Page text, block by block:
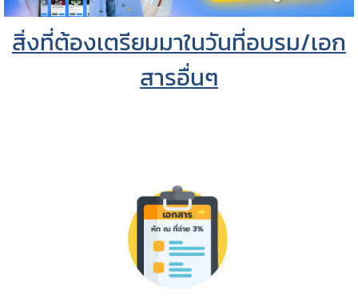
สิ่งที่ต้องเตรียมมาในวันที่อบรม/เอก
สารอื่นๆ